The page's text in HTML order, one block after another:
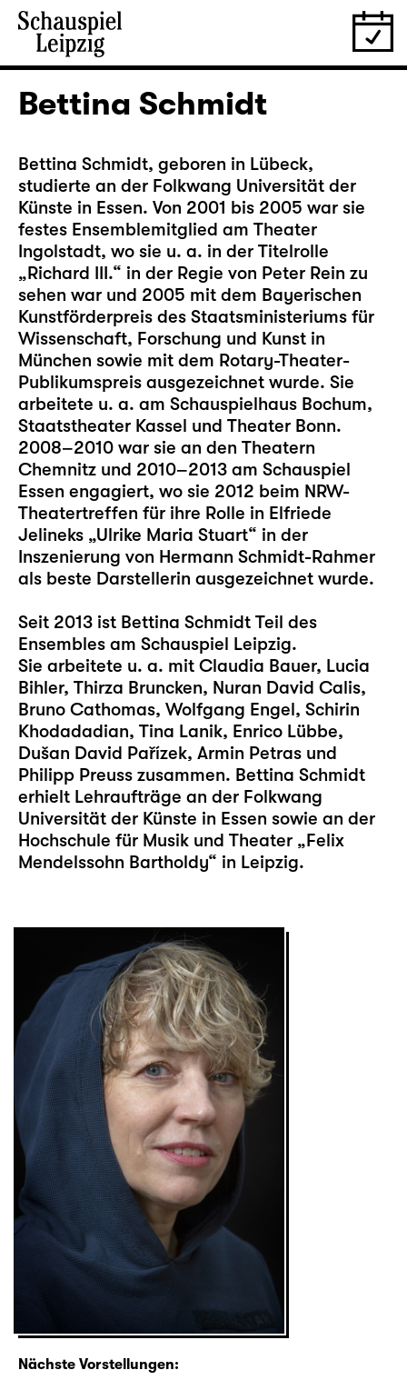
Bettina Schmidt
Bettina Schmidt, geboren in Lübeck,
studierte an der Folkwang Universität der
Künste in Essen. Von 2001 bis 2005 war sie
festes Ensemblemitglied am Theater
Ingolstadt, wo sie u. a. in der Titelrolle
„Richard III.“ in der Regie von Peter Rein zu
sehen war und 2005 mit dem Bayerischen
Kunstförderpreis des Staatsministeriums für
Wissenschaft, Forschung und Kunst in
München sowie mit dem Rotary-Theater-
Publikumspreis ausgezeichnet wurde. Sie
arbeitete u. a. am Schauspielhaus Bochum,
Staatstheater Kassel und Theater Bonn.
2008–2010 war sie an den Theatern
Chemnitz und 2010–2013 am Schauspiel
Essen engagiert, wo sie 2012 beim NRW-
Theatertreffen für ihre Rolle in Elfriede
Jelineks „Ulrike Maria Stuart“ in der
Inszenierung von Hermann Schmidt-Rahmer
als beste Darstellerin ausgezeichnet wurde.
Seit 2013 ist Bettina Schmidt Teil des
Ensembles am Schauspiel Leipzig.
Sie arbeitete u. a. mit Claudia Bauer, Lucia
Bihler, Thirza Bruncken, Nuran David Calis,
Bruno Cathomas, Wolfgang Engel, Schirin
Khodadadian, Tina Lanik, Enrico Lübbe,
Dušan David Pařízek, Armin Petras und
Philipp Preuss zusammen. Bettina Schmidt
erhielt Lehraufträge an der Folkwang
Universität der Künste in Essen sowie an der
Hochschule für Musik und Theater „Felix
Mendelssohn Bartholdy“ in Leipzig.
Nächste Vorstellungen: